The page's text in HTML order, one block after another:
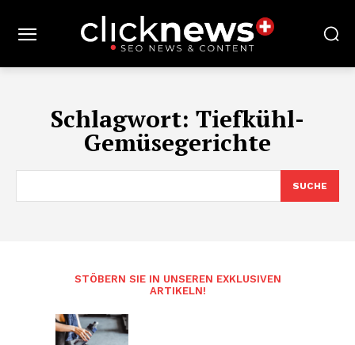
Schlagwort: Tiefkühl-
Gemüsegerichte
SUCHE
STÖBERN SIE IN UNSEREN EXKLUSIVEN
ARTIKELN!